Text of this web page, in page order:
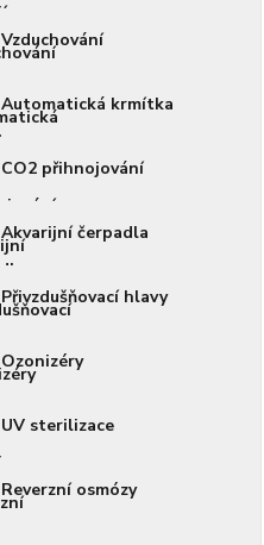
Vzduchování
Automatická krmítka
CO2 přihnojování
Akvarijní čerpadla
Přivzdušňovací hlavy
Ozonizéry
UV sterilizace
Reverzní osmózy